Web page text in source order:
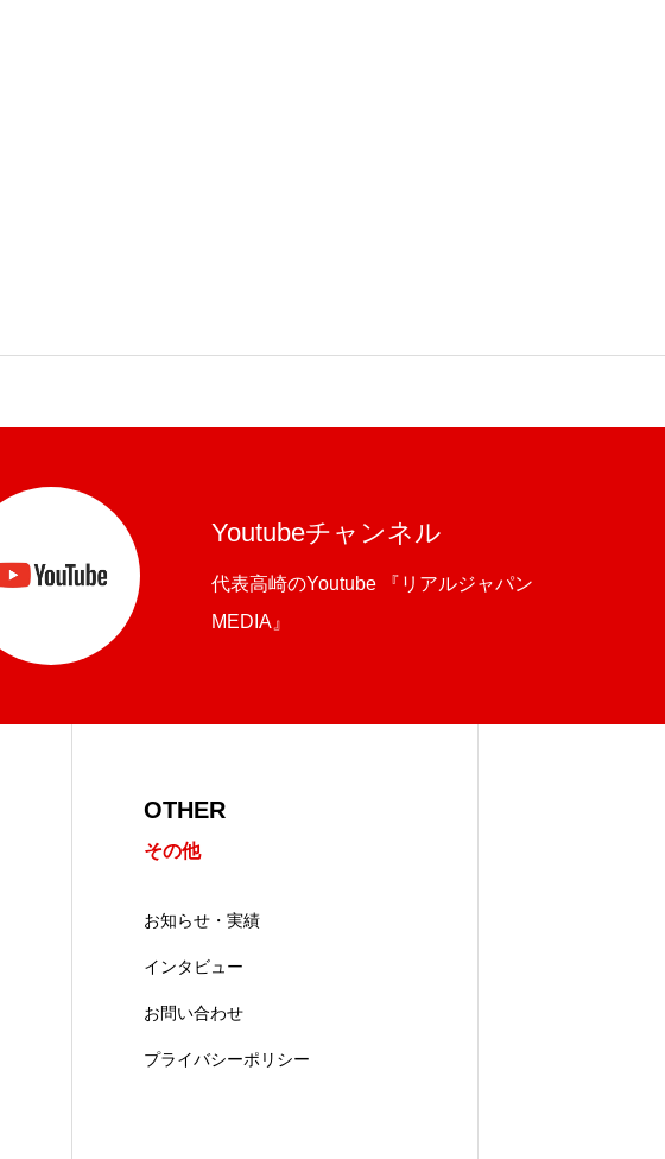
Youtubeチャンネル
代表高崎のYoutube 『リアルジャパン
MEDIA』
OTHER
その他
お知らせ・実績
インタビュー
お問い合わせ
プライバシーポリシー